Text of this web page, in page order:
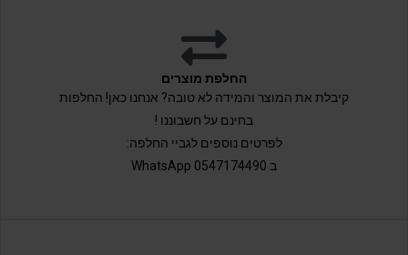
החלפת מוצרים
קיבלת את המוצר והמידה לא טובה? אנחנו כאן! החלפות
בחינם על חשבוננו !
לפרטים נוספים לגביי החלפה:
ב 0547174490 WhatsApp